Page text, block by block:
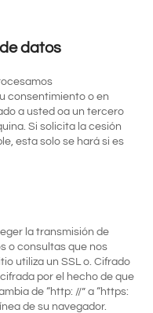
datos
consentimiento o en
a usted oa un tercero
Si solicita la cesión
esta solo se hará si es
la transmisión de
o consultas que nos
utiliza un SSL o. Cifrado
por el hecho de que
de “http: //” a “https:
de su navegador.